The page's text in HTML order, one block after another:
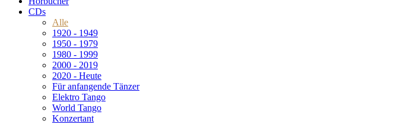
CDs
Alle
1920 - 1949
1950 - 1979
1980 - 1999
2000 - 2019
2020 - Heute
Für anfangende Tänzer
Elektro Tango
World Tango
Konzertant